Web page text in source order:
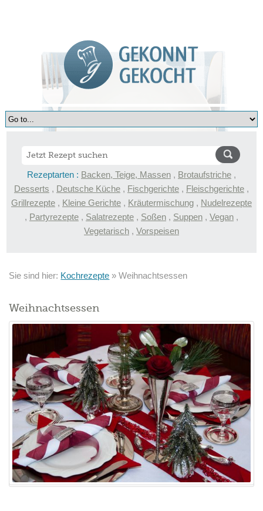
Rezeptarten : Backen, Teige, Massen , Brotaufstriche ,
Desserts , Deutsche Küche , Fischgerichte , Fleischgerichte ,
Grillrezepte , Kleine Gerichte , Kräutermischung , Nudelrezepte
, Partyrezepte , Salatrezepte , Soßen , Suppen , Vegan ,
Vegetarisch , Vorspeisen
Sie sind hier: Kochrezepte »Weihnachtsessen
Weihnachtsessen